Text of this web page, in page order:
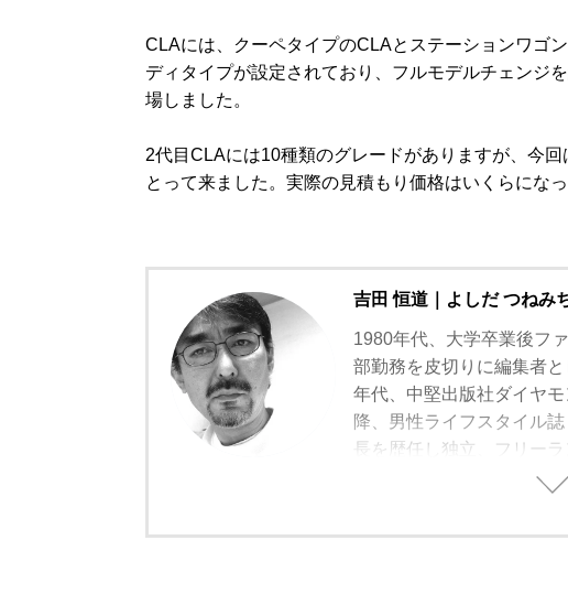
CLAには、クーペタイプのCLAとステーションワゴ
ディタイプが設定されており、フルモデルチェンジ
場しました。
2代目CLAには10種類のグレードがありますが、今
とって来ました。実際の見積もり価格はいくらになっ
吉田 恒道｜よしだ つねみ
1980年代、大学卒業後フ
部勤務を皮切りに編集者
年代、中堅出版社ダイヤ
降、男性ライフスタイル
長を歴任し独立、フリー
モルトの愉しみ方」（学